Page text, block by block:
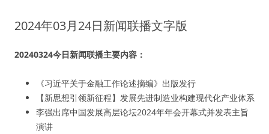
2024年03月24日新闻联播文字版
20240324今日新闻联播主要内容：
《习近平关于金融工作论述摘编》出版发行
【新思想引领新征程】发展先进制造业构建现代化产业体系
李强出席中国发展高层论坛2024年年会开幕式并发表主旨
演讲